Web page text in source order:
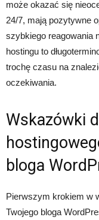
może okazać się
24/7, mają pozytywne
szybkiego reagowania
hostingu to
trochę czasu na
oczekiwania.
Wskazówki
bloga
Pierwszym krokiem w
Twojego bloga